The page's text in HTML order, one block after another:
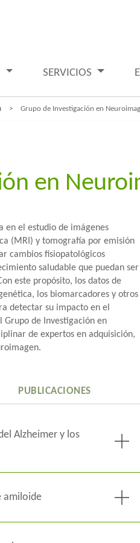
SERVICIOS
Grupo de Investigación en
en
en el estudio de imágenes
(MRI) y tomografía por emisión
cambios fisiopatológicos
saludable que puedan ser
este propósito, los datos de
los biomarcadores y otros
detectar su impacto en el
de Investigación en
de expertos en adquisición,
PUBLICACIONES
Alzheimer y los
pueden mejorar el
amiloide